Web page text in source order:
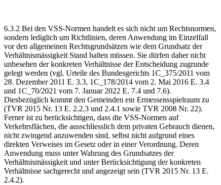
6.3.2 Bei den VSS-Normen handelt es sich nicht um Rechtsnormen,
sondern lediglich um Richtlinien, deren Anwendung im Einzelfall
vor den allgemeinen Rechtsgrundsätzen wie dem Grundsatz der
Verhältnismässigkeit Stand halten müssen. Sie dürfen daher nicht
unbesehen der konkreten Verhältnisse der Entscheidung zugrunde
gelegt werden (vgl. Urteile des Bundesgerichts 1C_375/2011 vom
28. Dezember 2011 E. 3.3, 1C_178/2014 vom 2. Mai 2016 E. 3.4
und 1C_70/2021 vom 7. Januar 2022 E. 7.4 und 7.6).
Diesbezüglich kommt den Gemeinden ein Ermessensspielraum zu
(TVR 2015 Nr. 13 E. 2.2.3 und 2.4.1 sowie TVR 2008 Nr. 22).
Ferner ist zu berücksichtigen, dass die VSS-Normen auf
Verkehrsflächen, die ausschliesslich dem privaten Gebrauch dienen,
nicht zwingend anzuwenden sind, selbst nicht aufgrund eines
direkten Verweises im Gesetz oder in einer Verordnung. Deren
Anwendung muss unter Wahrung des Grundsatzes der
Verhältnismässigkeit und unter Berücksichtigung der konkreten
Verhältnisse sachgerecht und angezeigt sein (TVR 2015 Nr. 13 E.
2.4.2).